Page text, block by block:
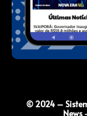
© 2024 –
News